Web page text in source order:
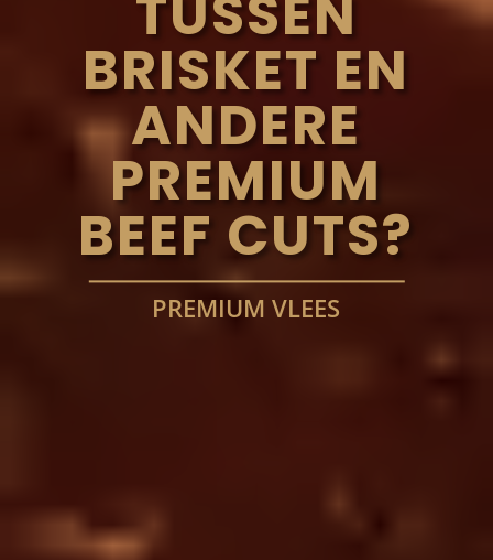
TUSSEN
BRISKET EN
ANDERE
PREMIUM
BEEF CUTS?
PREMIUM VLEES